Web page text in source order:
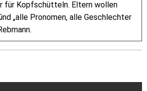
für Kopfschütteln. Eltern wollen
„alle Pronomen, alle Geschlechter